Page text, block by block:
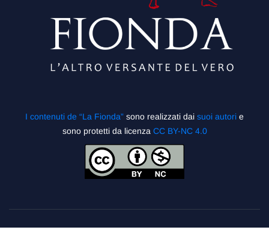
I contenuti de “La Fionda” sono realizzati dai suoi autori e
sono protetti da licenza CC BY-NC 4.0